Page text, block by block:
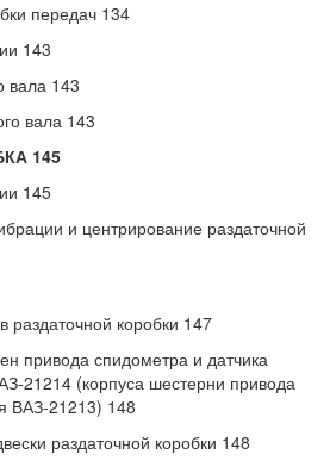
передач 134
143
вала 143
вала 143
145
145
и центрирование раздаточной
раздаточной коробки 147
привода спидометра и датчика
21214 (корпуса шестерни привода
ВАЗ-21213) 148
раздаточной коробки 148